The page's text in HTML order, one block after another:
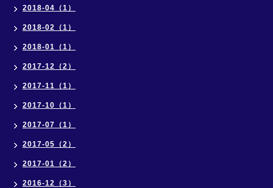
2018-04（1）
2018-02（1）
2018-01（1）
2017-12（2）
2017-11（1）
2017-10（1）
2017-07（1）
2017-05（2）
2017-01（2）
2016-12（3）